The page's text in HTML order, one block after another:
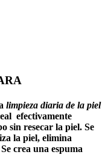
limpieza diaria de la piel
efectivamente
sin resecar la piel. Se
la piel, elimina
crea una espuma